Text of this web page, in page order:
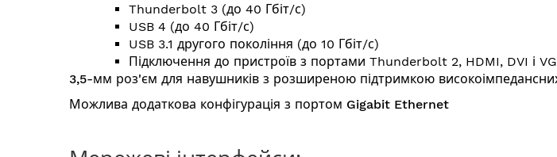
Thunderbolt 3 (до 40 Гбіт/с)
USB 4 (до 40 Гбіт/с)
USB 3.1 другого покоління (до 10 Гбіт/с)
Підключення до пристроїв з портами Thunderbolt 2, HDMI, DVI і
3,5-мм роз'єм для навушників з розширеною підтримкою
Можлива додаткова конфігурація з портом Gigabit Ethernet